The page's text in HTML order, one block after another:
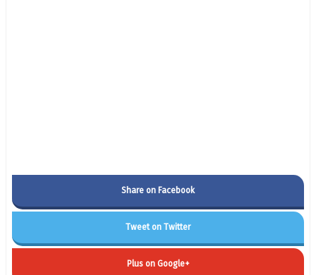
Share on Facebook
Tweet on Twitter
Plus on Google+